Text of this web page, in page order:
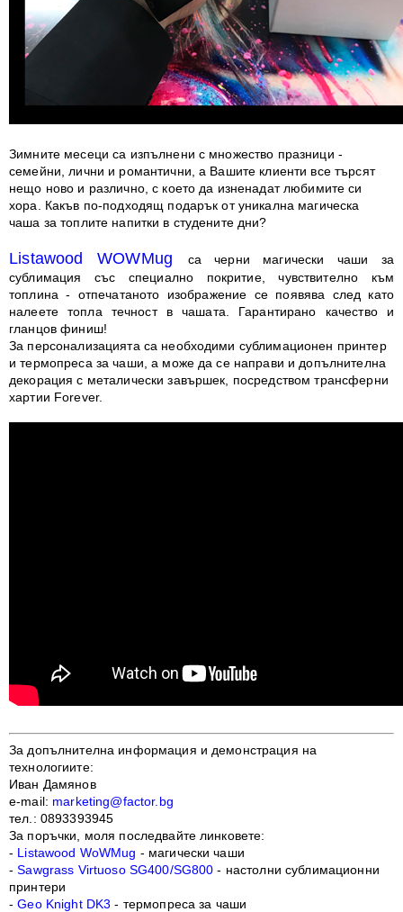
Зимните месеци са изпълнени с множество празници -
семейни, лични и романтични, а Вашите клиенти все търсят
нещо ново и различно, с което да изненадат любимите си
хора. Какъв по-подходящ подарък от уникална магическа
чаша за топлите напитки в студените дни?
Listawood WOWMug
са черни магически чаши за
сублимация със специално покритие, чувствително към
топлина - отпечатаното изображение се появява след като
налеете топла течност в чашата. Гарантирано качество и
гланцов финиш!
За персонализацията са необходими сублимационен принтер
и термопреса за чаши, а може да се направи и допълнителна
декорация с металически завършек, посредством трансферни
хартии Forever.
За допълнителна информация и демонстрация на
технологиите:
Иван Дамянов
e-mail: marketing@factor.bg
тел.: 0893393945
За поръчки, моля последвайте линковете:
- Listawood WoWMug - магически чаши
-Sawgrass Virtuoso SG400/SG800 - настолни сублимационни
принтери
-Geo Knight DK3 - термопреса за чаши